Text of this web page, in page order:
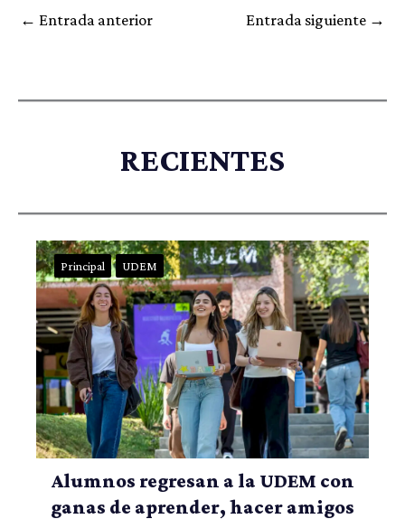
← Entrada anterior Entrada siguiente →
RECIENTES
Principal UDEM
Alumnos regresan a la UDEM con
ganas de aprender, hacer amigos